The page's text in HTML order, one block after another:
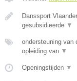
Danssport
gesubsidieerde ▼
ondersteuning van
opleiding van ▼
Openingstijden ▼